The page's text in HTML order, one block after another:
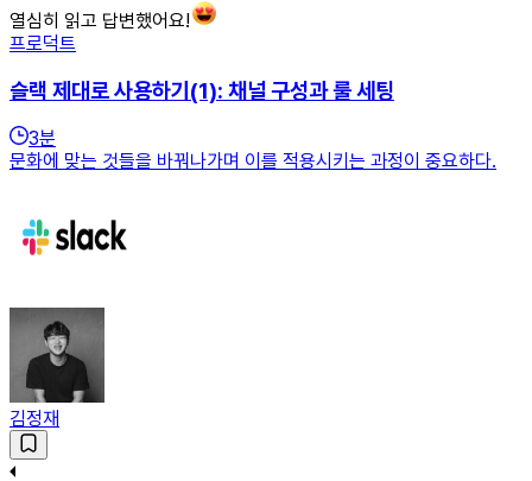
열심히 읽고 답변했어요!
프로덕트
슬랙 제대로 사용하기(1): 채널 구성과 룰 세팅
3분
문화에 맞는 것들을 바꿔나가며 이를 적용시키는 과정이 중요하다.
김정재